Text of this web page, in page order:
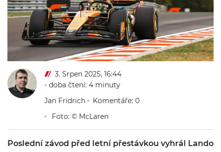
3. Srpen 2025, 16:44
- doba čtení: 4 minuty
Jan Fridrich
Komentáře: 0
Foto: © McLaren
Poslední závod před letní přestávkou vyhrál Lando